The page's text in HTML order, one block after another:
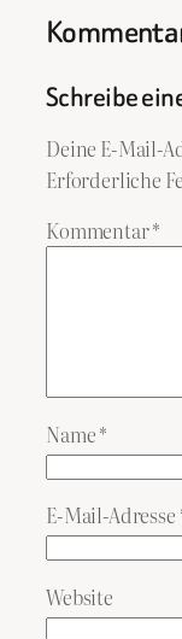
Schreibe
Deine E-Mail-
Erforderliche
Kommentar*
Name*
E-Mail-Adresse
Website